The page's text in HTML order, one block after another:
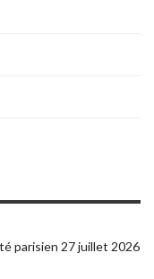
parisien 27 juillet 2026